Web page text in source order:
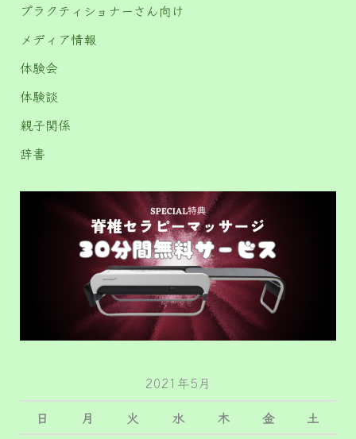
プラクティショナーさん向け
メディア情報
体験会
体験談
親子関係
辞書
2021年5月
日
月 火 水 木 金
土